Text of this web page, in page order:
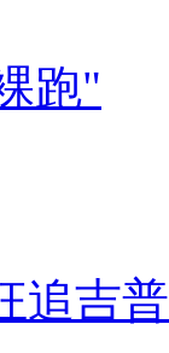
跑"
追吉